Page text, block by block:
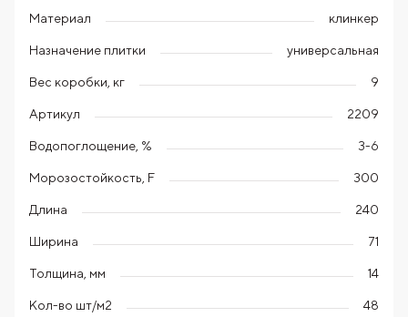
Материал клинкер
Назначение плитки универсальная
Вес коробки, кг 9
Артикул 2209
Водопоглощение, % 3-6
Морозостойкость, F 300
Длина 240
Ширина 71
Толщина, мм 14
Кол-во шт/м2 48